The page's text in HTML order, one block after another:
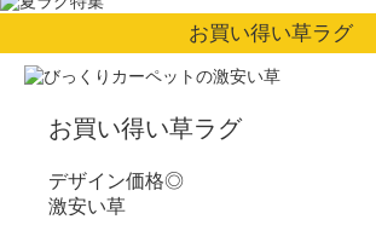
お買い得い草ラグ
お買い得い草ラグ
デザイン価格◎
激安い草